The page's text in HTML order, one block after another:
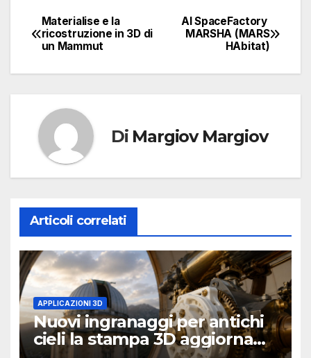
Navigazione
articoli
AI SpaceFactory
MARSHA (MARS
HAbitat)
Materialise e la
ricostruzione in 3D di
un Mammut
Di Margiov Margiov
Articoli correlati
APPLICAZIONI 3D
Nuovi ingranaggi per antichi
cieli la stampa 3D aggiorna